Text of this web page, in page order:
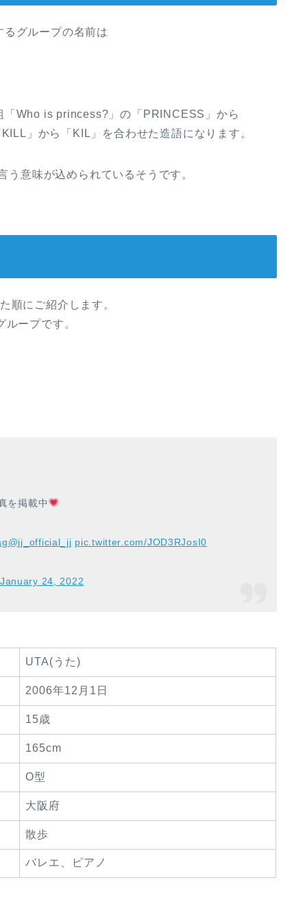
グループの名前は
「Who is princess?」の「PRINCESS」から
」から「KIL」を合わせた造語になります。
意味が込められているそうです。
順にご紹介します。
ープです。
を掲載中
@jj_official_jj pic.twitter.com/JOD3RJosI0
January 24, 2022
UTA(うた)
2006年12月1日
15歳
165cm
O型
大阪府
散歩
バレエ、ピアノ